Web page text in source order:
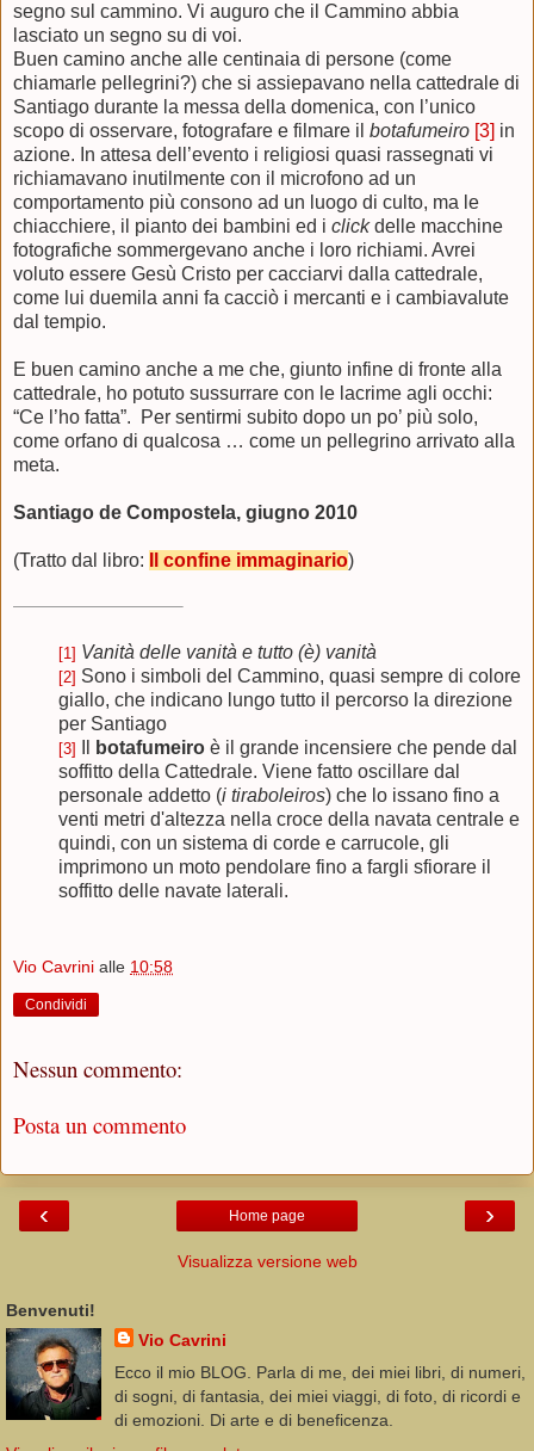
segno sul cammino. Vi auguro che il Cammino abbia
lasciato un segno su di voi.
Buen camino anche alle centinaia di persone (come
chiamarle pellegrini?) che si assiepavano nella cattedrale di
Santiago durante la messa della domenica, con l’unico
scopo di osservare, fotografare e filmare il botafumeiro [3] in
azione. In attesa dell’evento i religiosi quasi rassegnati vi
richiamavano inutilmente con il microfono ad un
comportamento più consono ad un luogo di culto, ma le
chiacchiere, il pianto dei bambini ed i clickdelle macchine
fotografiche sommergevano anche i loro richiami. Avrei
voluto essere Gesù Cristo per cacciarvi dalla cattedrale,
come lui duemila anni fa cacciò i mercanti e i cambiavalute
dal tempio.
E buen camino anche a me che, giunto infine di fronte alla
cattedrale, ho potuto sussurrare con le lacrime agli occhi:
“Ce l’ho fatta”.
Per sentirmi subito dopo un po’ più solo,
come orfano di qualcosa … come un pellegrino arrivato alla
meta.
Santiago de Compostela, giugno 2010
(Tratto dal libro: Il confine immaginario)
[1] Vanità delle vanità e tutto (è) vanità
[2] Sono i simboli del Cammino, quasi sempre di colore
giallo, che indicano lungo tutto il percorso la direzione
per Santiago
[3] botafumeiroè il grande incensiere che pende dal
soffitto della Cattedrale. Viene fatto oscillare dal
personale addetto (i tiraboleiros) che lo issano fino a
venti metri d'altezza nella croce della navata centrale e
quindi, con un sistema di corde e carrucole, gli
imprimono un moto pendolare fino a fargli sfiorare il
soffitto delle navate laterali.
Vio Cavrini alle 10:58
Condividi
Nessun commento:
Posta un commento
‹ ›
Home page
Visualizza versione web
Benvenuti!
Vio Cavrini
Ecco il mio BLOG. Parla di me, dei miei libri, di numeri,
di sogni, di fantasia, dei miei viaggi, di foto, di ricordi e
di emozioni. Di arte e di beneficenza.